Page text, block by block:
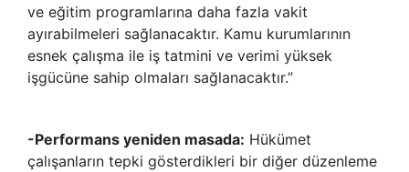
ve eğitim programlarına daha fazla vakit
ayırabilmeleri sağlanacaktır. Kamu kurumlarının
esnek çalışma ile iş tatmini ve verimi yüksek
işgücüne sahip olmaları sağlanacaktır.”
-Performans yeniden masada: Hükümet
çalışanların tepki gösterdikleri bir diğer düzenleme